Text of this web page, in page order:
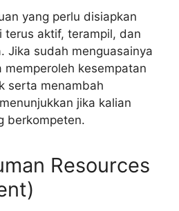
yang perlu disiapkan
terus aktif, terampil, dan
Jika sudah menguasainya
kesempatan
serta menambah
jika kalian
berkompeten.
Resources